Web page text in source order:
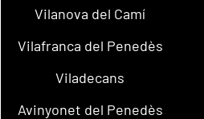
Vilanova del Camí
Vilafranca del Penedès
Viladecans
Avinyonet del Penedès